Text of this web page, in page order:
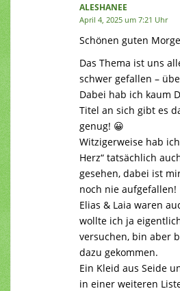
ALESHANEE
April 4, 2025 um 7:21 Uhr
Schönen guten
Das Thema ist uns
schwer gefallen –
Dabei hab ich kaum
Titel an sich gibt es
genug! 😀
Witzigerweise hab
Herz“ tatsächlich
gesehen, dabei ist
noch nie aufgefallen!
Elias & Laia waren
wollte ich ja
versuchen, bin aber
dazu gekommen.
Ein Kleid aus Seide
in einer weiteren